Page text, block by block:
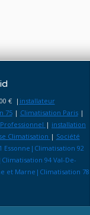
€ | installateur
75| Climatisation Paris|
| installation
Climatisation | Société
Essonne|Climatisation 92
94 Val-De-
et Marne|Climatisation 78